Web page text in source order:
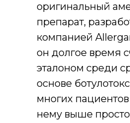
оригинальный
препарат,
компанией
он долгое время
эталоном среди
основе
многих
нему выше